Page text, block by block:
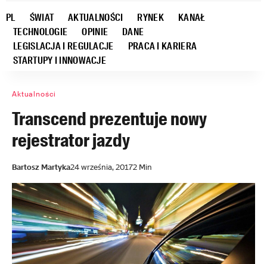
PL ŚWIAT AKTUALNOŚCI RYNEK
KANAŁ
TECHNOLOGIE
OPINIE
DANE
LEGISLACJA I REGULACJE
PRACA I KARIERA
STARTUPY I INNOWACJE
Aktualności
Transcend prezentuje nowy
rejestrator jazdy
Bartosz Martyka24 września, 20172 Min